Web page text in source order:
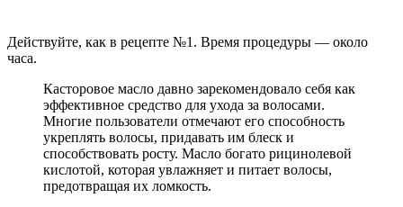
Действуйте, как в рецепте №1. Время процедуры — около
часа.
Касторовое масло давно зарекомендовало себя как
эффективное средство для ухода за волосами.
Многие пользователи отмечают его способность
укреплять волосы, придавать им блеск и
способствовать росту. Масло богато рицинолевой
кислотой, которая увлажняет и питает волосы,
предотвращая их ломкость.